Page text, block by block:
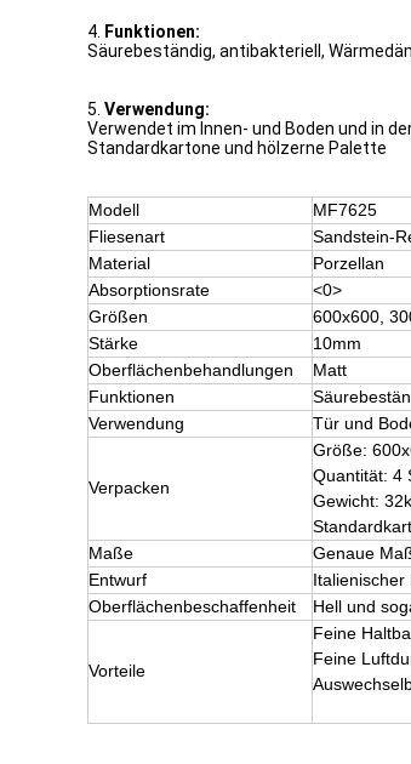
4. Funktionen:
Säurebeständig, antibakteriell,
5. Verwendung:
Verwendet im Innen- und Boden und in
Standardkartone und hölzerne Palette
Modell
MF7625
Fliesenart
Sandstein-
Material
Porzellan
Absorptionsrate
<0>
Größen
600x600,
Stärke
10mm
Oberflächenbehandlungen
Matt
Funktionen
Verwendung
Tür und
Verpacken
Größe:
Quantität: 4
Gewicht:
Maße
Genaue
Entwurf
Oberflächenbeschaffenheit
Hell und
Vorteile
Feine
Feine